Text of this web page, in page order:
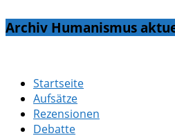
Archiv Humanismus
Startseite
Aufsätze
Rezensionen
Debatte